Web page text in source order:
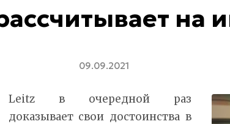
на
09.09.2021
Leitz в очередной раз
доказывает свои достоинства в